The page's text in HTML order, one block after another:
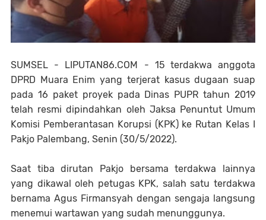
SUMSEL - LIPUTAN86.COM - 15 terdakwa anggota
DPRD Muara Enim yang terjerat kasus dugaan suap
pada 16 paket proyek pada Dinas PUPR tahun 2019
telah resmi dipindahkan oleh Jaksa Penuntut Umum
Komisi Pemberantasan Korupsi (KPK) ke Rutan Kelas I
Pakjo Palembang, Senin (30/5/2022).
Saat tiba dirutan Pakjo bersama terdakwa lainnya
yang dikawal oleh petugas KPK, salah satu terdakwa
bernama Agus Firmansyah dengan sengaja langsung
menemui wartawan yang sudah menunggunya.